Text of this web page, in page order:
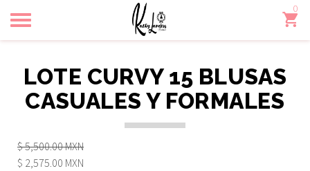
Toggle
navigation
0
LOTE CURVY 15 BLUSAS
CASUALES Y FORMALES
$ 5,500.00 MXN
$ 2,575.00 MXN